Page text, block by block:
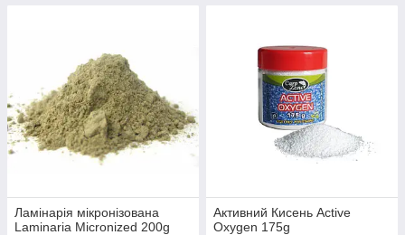
Ламінарія мікронізована
Laminaria Micronized 200g
Активний Кисень Active
Oxygen 175g